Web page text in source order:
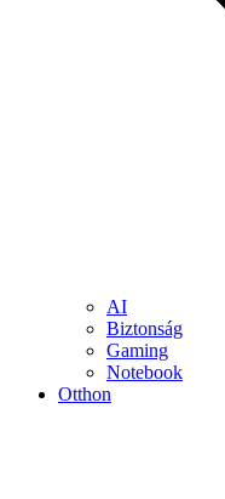
AI
Biztonság
Gaming
Notebook
Otthon